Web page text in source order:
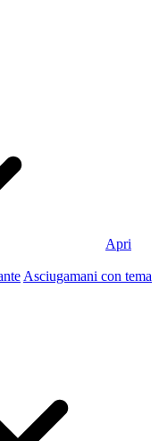
Apri
Asciugamani con tema